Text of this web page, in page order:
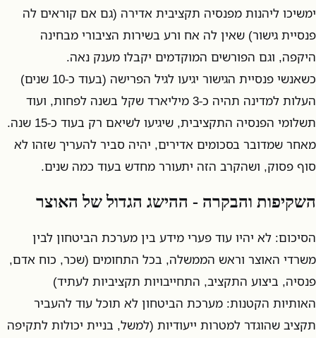
ימשיכו ליהנות מפנסיה תקציבית אדירה (גם אם קוראים לה
פנסיית גישור) שאין לה אח ורע בשירות הציבורי מבחינה
היקפה, וגם הפורשים המוקדמים יקבלו מענק נאה.
כשאנשי פנסיית הגישור יגיעו לגיל הפרישה (בעוד כ-10 שנים)
העלות למדינה תהיה כ-3 מיליארד שקל בשנה לפחות, ועוד
תשלומי הפנסיה התקציבית, שיגיעו לשיאם רק בעוד כ-15 שנה.
מאחר שמדובר בסכומים אדירים, יהיה סביר להעריך שזהו לא
סוף פסוק, ושהקרב הזה יתעורר מחדש בעוד כמה שנים.
השקיפות והבקרה - ההישג הגדול של האוצר
הסיכום: לא יהיו עוד פערי מידע בין מערכת הביטחון לבין
משרדי האוצר וראש הממשלה, בכל התחומים (שכר, כוח אדם,
פנסיה, ביצוע התקציב, התחייבויות תקציביות לעתיד)
האותיות הקטנות: מערכת הביטחון לא תוכל עוד להעביר
תקציב שהוגדר למטרות ייעודיות (למשל, בניית יכולות לתקיפה